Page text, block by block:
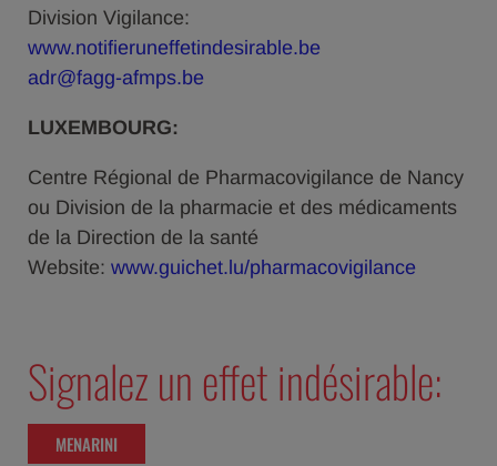
Division Vigilance:
www.notifieruneffetindesirable.be
adr@fagg-afmps.be
LUXEMBOURG:
Centre Régional de Pharmacovigilance de Nancy
ou Division de la pharmacie et des médicaments
de la Direction de la santé
Website: www.guichet.lu/pharmacovigilance
Signalez un effet indésirable:
MENARINI